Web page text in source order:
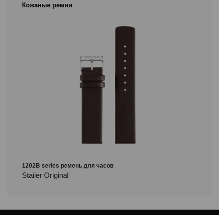
Кожаные ремни
1202B series ремень для часов
Stailer Original